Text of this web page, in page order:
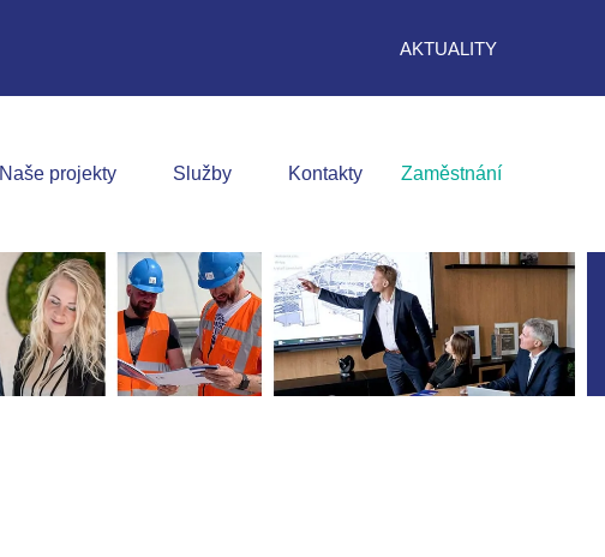
AKTUALITY
Naše projekty Služby Kontakty Zaměstnání